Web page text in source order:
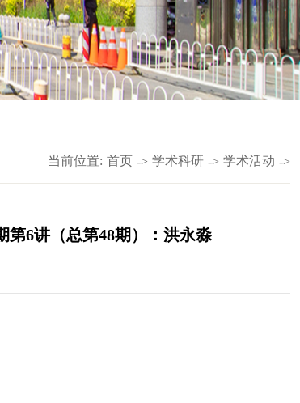
当前位置: 首页 -> 学术科研 -> 学术活动 ->
第6讲（总第48期）：洪永淼